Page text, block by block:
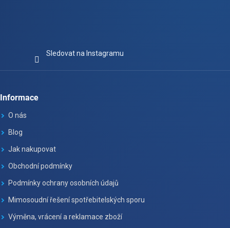
Sledovat na Instagramu
Informace
O nás
Blog
Jak nakupovat
Obchodní podmínky
Podmínky ochrany osobních údajů
Mimosoudní řešení spotřebitelských sporu
Výměna, vrácení a reklamace zboží